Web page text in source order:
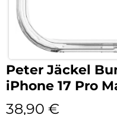
Peter Jäckel
iPhone 17 Pro
38,90 €